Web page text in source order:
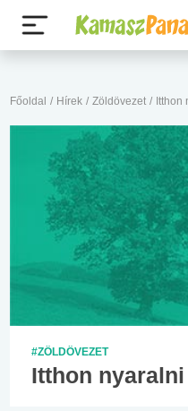
Főoldal / Hírek / Zöldövezet / Itthon
#ZÖLDÖVEZET
Itthon